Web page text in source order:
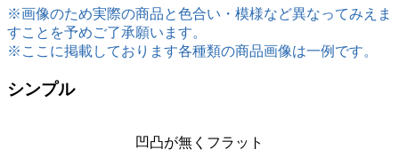
※画像のため実際の商品と色合い・模様など異なってみえま
すことを予めご了承願います。
※ここに掲載しております各種類の商品画像は一例です。
シンプル
凹凸が無くフラット